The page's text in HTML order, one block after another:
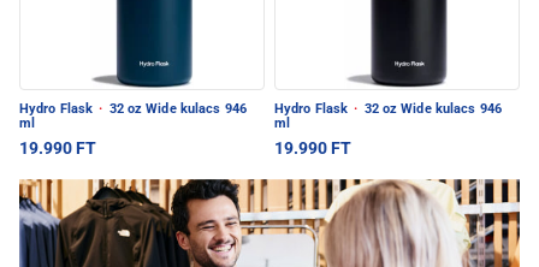
Hydro Flask · 32 oz Wide kulacs 946
ml
19.990 FT
Hydro Flask · 32 oz Wide kulacs 946
ml
19.990 FT